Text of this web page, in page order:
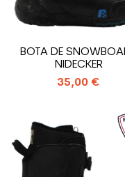
BOTA DE
NIDECKER
35,00 €